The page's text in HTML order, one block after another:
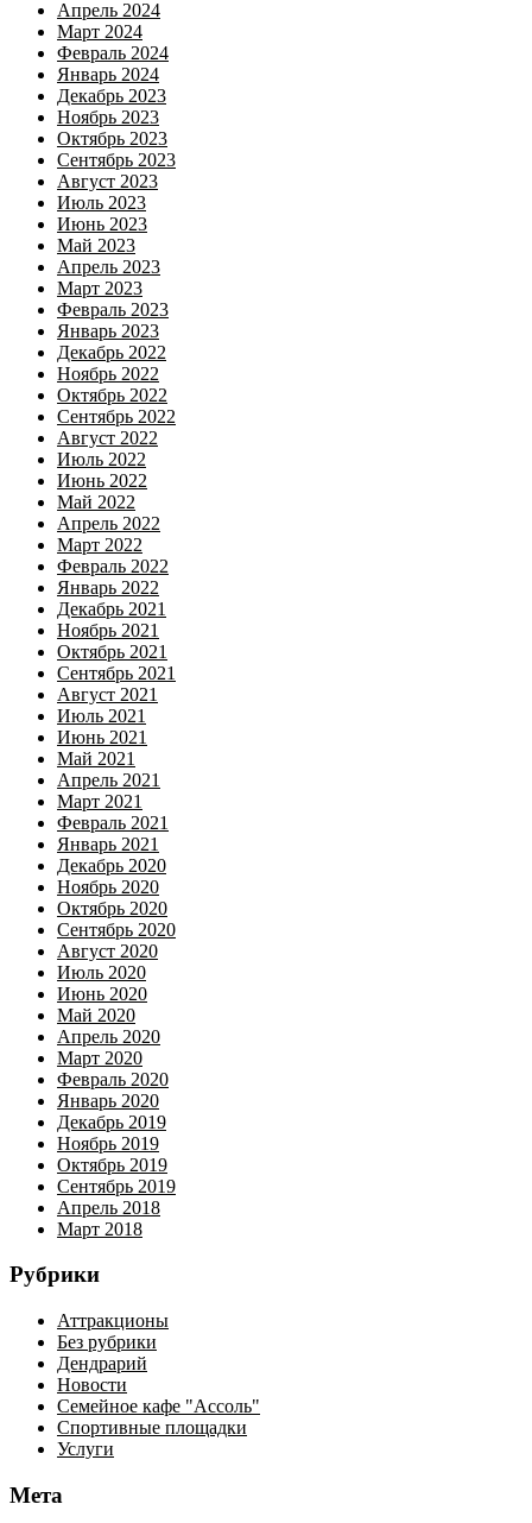
Апрель 2024
Март 2024
Февраль 2024
Январь 2024
Декабрь 2023
Ноябрь 2023
Октябрь 2023
Сентябрь 2023
Август 2023
Июль 2023
Июнь 2023
Май 2023
Апрель 2023
Март 2023
Февраль 2023
Январь 2023
Декабрь 2022
Ноябрь 2022
Октябрь 2022
Сентябрь 2022
Август 2022
Июль 2022
Июнь 2022
Май 2022
Апрель 2022
Март 2022
Февраль 2022
Январь 2022
Декабрь 2021
Ноябрь 2021
Октябрь 2021
Сентябрь 2021
Август 2021
Июль 2021
Июнь 2021
Май 2021
Апрель 2021
Март 2021
Февраль 2021
Январь 2021
Декабрь 2020
Ноябрь 2020
Октябрь 2020
Сентябрь 2020
Август 2020
Июль 2020
Июнь 2020
Май 2020
Апрель 2020
Март 2020
Февраль 2020
Январь 2020
Декабрь 2019
Ноябрь 2019
Октябрь 2019
Сентябрь 2019
Апрель 2018
Март 2018
Рубрики
Аттракционы
Без рубрики
Дендрарий
Новости
Семейное кафе "Ассоль"
Спортивные площадки
Услуги
Мета